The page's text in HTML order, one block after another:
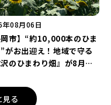
年08月06日
岡市】“約10,000本のひま
がお出迎え！地域で守る
沢のひまわり畑』が8月中
喫しよう！
見る